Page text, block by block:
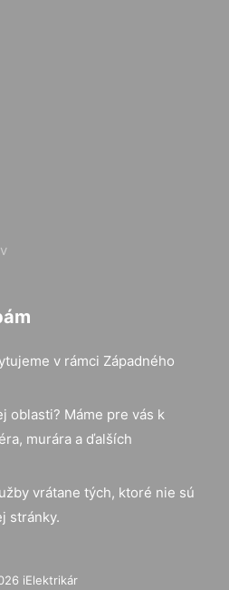
v rámci Západného
oblasti? Máme pre vás k
murára a ďalších
vrátane tých, ktoré nie sú
stránky.
iElektrikár